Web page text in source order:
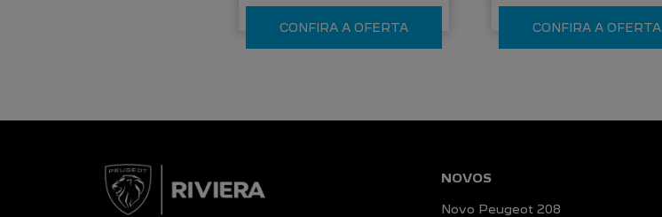
CONFIRA A OFERTA CONFIRA A OFERTA
NOVOS
Novo Peugeot 208